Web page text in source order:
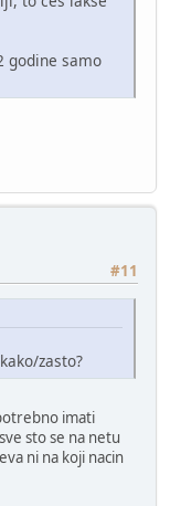
godine samo
#11
zasto?
imati
sto se na netu
ni na koji nacin